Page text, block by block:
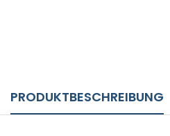
PRODUKTBESCHREIBUNG